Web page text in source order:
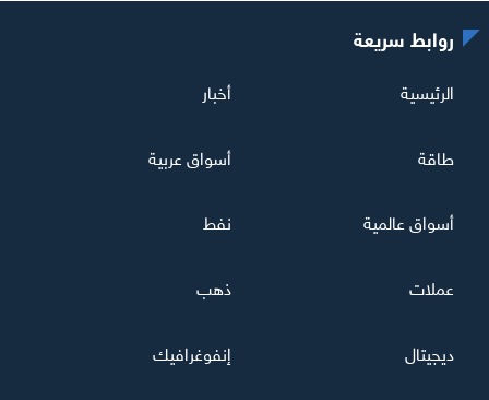
روابط سريعة
الرئيسية أخبار
طاقة أسواق عربية
أسواق عالمية نفط
عملات ذهب
ديجيتال إنفوغرافيك